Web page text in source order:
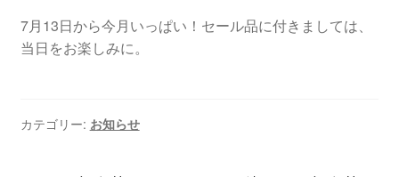
マイアカウント
お買い物カゴ
7月13日から今月いっぱい！セール品に付きましては、
当日をお楽しみに。
カテゴリー: お知らせ